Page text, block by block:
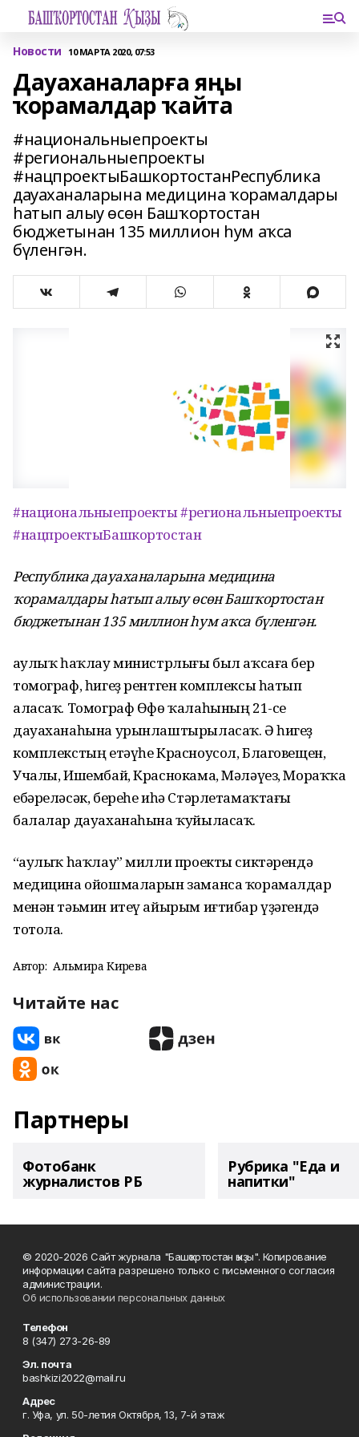
Новости 10 МАРТА 2020, 07:53
Дауаханаларға яңы
ҡорамалдар ҡайта
#национальныепроекты
#региональныепроекты
#нацпроектыБашкортостанРеспублика
дауаханаларына медицина ҡорамалдары
һатып алыу өсөн Башҡортостан
бюджетынан 135 миллион һум аҡса
бүленгән.
#национальныепроекты#региональныепроекты
#нацпроектыБашкортостан
Республика дауаханаларына медицина
ҡорамалдары һатып алыу өсөн Башҡортостан
бюджетынан 135 миллион һум аҡса бүленгән.
Һаулыҡ һаҡлау министрлығы был аҡсаға бер
томограф, һигеҙ рентген комплексы һатып
аласаҡ. Томограф Өфө ҡалаһының 21-се
дауаханаһына урынлаштырыласаҡ. Ә һигеҙ
комплекстың етәүһе Красноусол, Благовещен,
Учалы, Ишембай, Краснокама, Мәләүез, Мораҡҡа
ебәреләсәк, береһе иһә Стәрлетамаҡтағы
балалар дауаханаһына ҡуйыласаҡ.
“Һаулыҡ һаҡлау” милли проекты сиктәрендә
медицина ойошмаларын заманса ҡорамалдар
менән тәьмин итеү айырым иғтибар үҙәгендә
тотола.
Автор: Альмира Кирәева
Читайте нас
Партнеры
Фотобанк
журналистов РБ
Рубрика "Еда и
напитки"
© 2020-2026 Сайт журнала "Башҡортостан ҡыҙы". Копирование
информации сайта разрешено только с письменного согласия
администрации.
Об использовании персональных данных
Телефон
8 (347) 273-26-89
Эл. почта
bashkizi2022@mail.ru
Адрес
г. Уфа, ул. 50-летия Октября, 13, 7-й этаж